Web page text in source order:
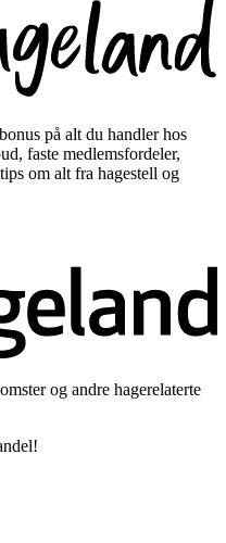
på alt du handler hos
faste medlemsfordeler,
om alt fra hagestell og
og andre hagerelaterte